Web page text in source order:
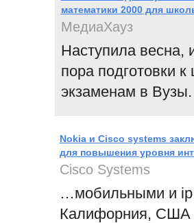
математики 2000 для
МедиаХауз
Наступила весна,
пора подготовки
экзаменам в Вузы.
Nokia и Cisco systems
для повышения уровня
Cisco Systems
…мобильными и
Калифорния, США